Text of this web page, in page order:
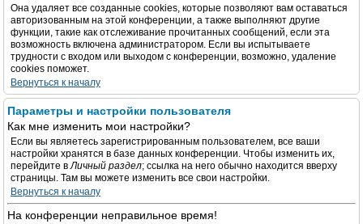
Она удаляет все созданные cookies, которые позволяют вам оставаться
авторизованным на этой конференции, а также выполняют другие
функции, такие как отслеживание прочитанных сообщений, если эта
возможность включена администратором. Если вы испытываете
трудности с входом или выходом с конференции, возможно, удаление
cookies поможет.
Вернуться к началу
Параметры и настройки пользователя
Как мне изменить мои настройки?
Если вы являетесь зарегистрированным пользователем, все ваши
настройки хранятся в базе данных конференции. Чтобы изменить их,
перейдите вЛичный раздел; ссылка на него обычно находится вверху
страницы. Там вы можете изменить все свои настройки.
Вернуться к началу
На конференции неправильное время!